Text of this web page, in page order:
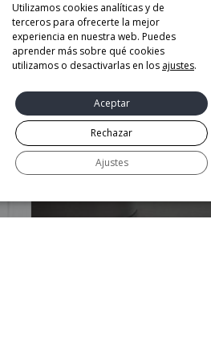
Utilizamos cookies analíticas y de
terceros para ofrecerte la mejor
experiencia en nuestra web. Puedes
aprender más sobre qué cookies
utilizamos o desactivarlas en los ajustes.
Aceptar
Rechazar
Ajustes